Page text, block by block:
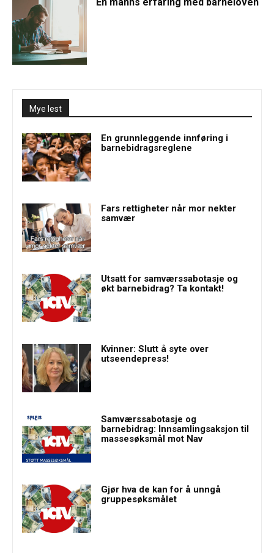
Mye lest
En grunnleggende innføring i
barnebidragsreglene
Fars rettigheter når mor nekter
samvær
Utsatt for samværssabotasje og
økt barnebidrag? Ta kontakt!
Kvinner: Slutt å syte over
utseendepress!
Samværssabotasje og
barnebidrag: Innsamlingsaksjon til
massesøksmål mot Nav
Gjør hva de kan for å unngå
gruppesøksmålet